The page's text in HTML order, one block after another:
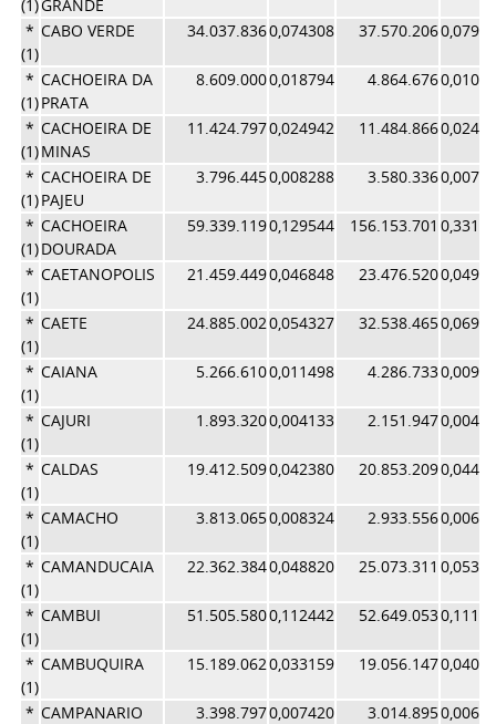
(1)GRANDE
*
(1)
CABO VERDE 34.037.8360,074308 37.570.206
*
(1)
CACHOEIRA DA
PRATA
8.609.0000,018794 4.864.676
*
(1)
CACHOEIRA DE
MINAS
11.424.7970,024942 11.484.866
*
(1)
CACHOEIRA DE
PAJEU
3.796.4450,008288 3.580.336
*
(1)
CACHOEIRA
DOURADA
59.339.1190,129544 156.153.701
*
(1)
CAETANOPOLIS 21.459.4490,046848 23.476.520
*
(1)
CAETE 24.885.0020,054327 32.538.465
*
(1)
CAIANA 5.266.6100,011498 4.286.733
*
(1)
CAJURI 1.893.3200,004133 2.151.947
*
(1)
CALDAS 19.412.5090,042380 20.853.209
*
(1)
CAMACHO 3.813.0650,008324 2.933.556
*
(1)
CAMANDUCAIA 22.362.3840,048820 25.073.311
*
(1)
CAMBUI 51.505.5800,112442 52.649.053
*
(1)
CAMBUQUIRA 15.189.0620,033159 19.056.147
* CAMPANARIO 3.398.7970,007420 3.014.895